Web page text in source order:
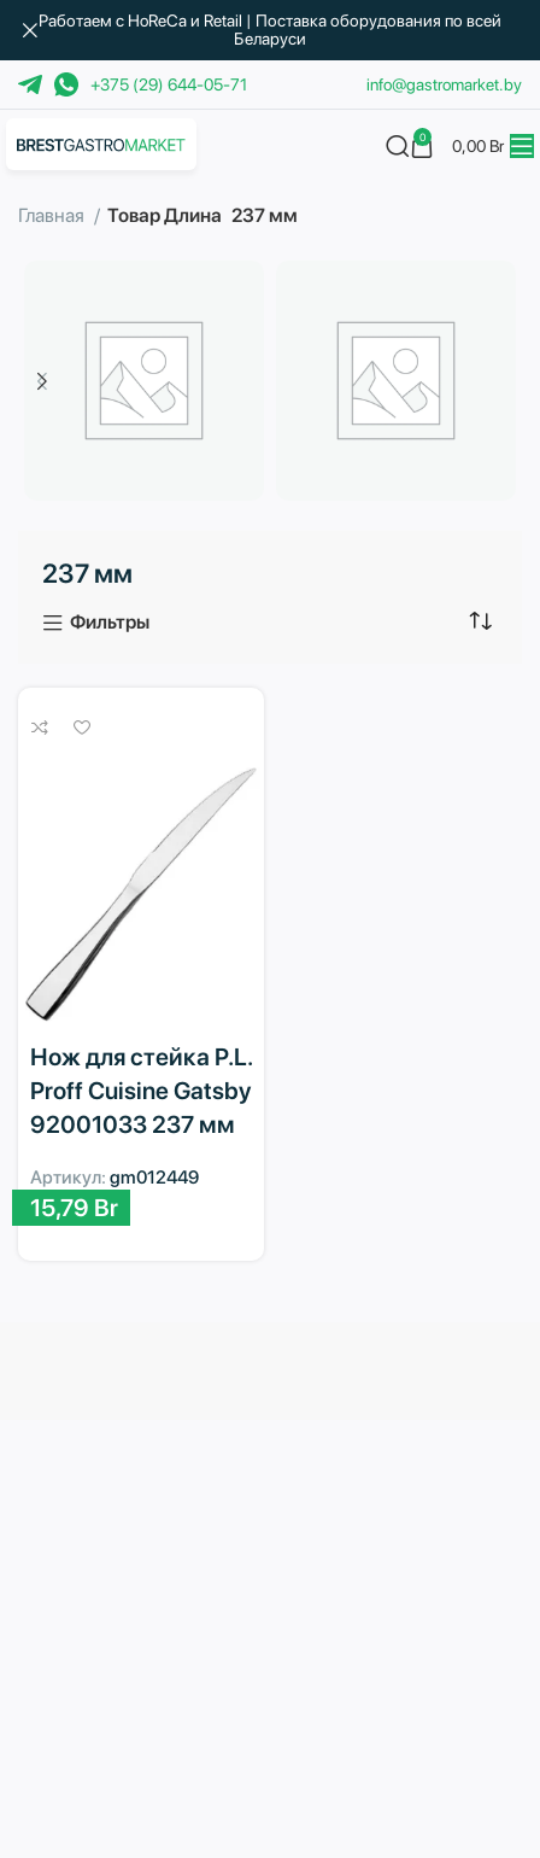
+375 (29) 644-05-71 info@gastromarket.by
0 0,00 Br
Главная Товар Длина 237 мм
3 продукта
237 мм
Фильтры
Нож для стейка P.L.
Proff Cuisine Gatsby
92001033 237 мм
Артикул: gm012449
15,79 Br
Работаем с HoReCa и Retail | Поставка оборудования по всей
Беларуси